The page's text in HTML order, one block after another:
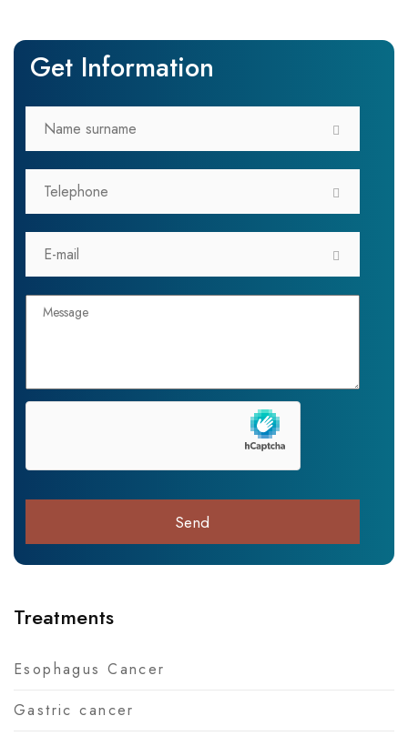
Get Information
Treatments
Esophagus Cancer
Gastric cancer